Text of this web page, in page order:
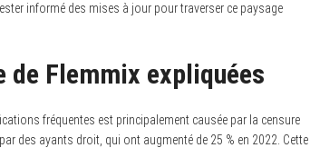
informé des mises à jour pour traverser ce paysage
de Flemmix expliquées
fréquentes est principalement causée par la censure
des ayants droit, qui ont augmenté de 25 % en 2022. Cette